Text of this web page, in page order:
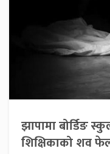
झापामा बोर्डिङ
शिक्षिकाको शव